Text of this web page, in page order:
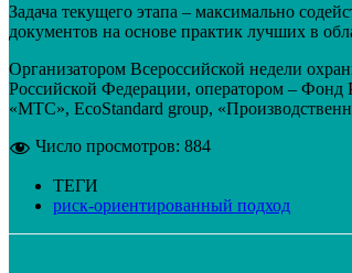
Задача текущего этапа – максимально
документов на основе практик лучших в
Организатором Всероссийской недели
Российской Федерации, оператором –
«МТС», EcoStandard group,
Число просмотров: 884
ТЕГИ
риск-ориентированный подход